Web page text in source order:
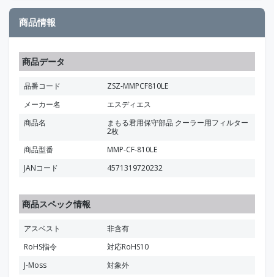
商品情報
商品データ
品番コード
ZSZ-MMPCF810LE
メーカー名
エスディエス
商品名
まもる君用保守部品 クーラー用フィルター
2枚
商品型番
MMP-CF-810LE
JANコード
4571319720232
商品スペック情報
アスベスト
非含有
RoHS指令
対応RoHS10
J-Moss
対象外